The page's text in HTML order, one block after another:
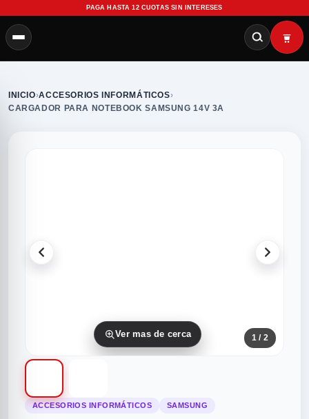
PAGA HASTA 12 CUOTAS SIN INTERESES
INICIO›ACCESORIOS INFORMÁTICOS›
CARGADOR PARA NOTEBOOK SAMSUNG 14V 3A
Ver mas de cerca 1 / 2
ACCESORIOS INFORMÁTICOS SAMSUNG